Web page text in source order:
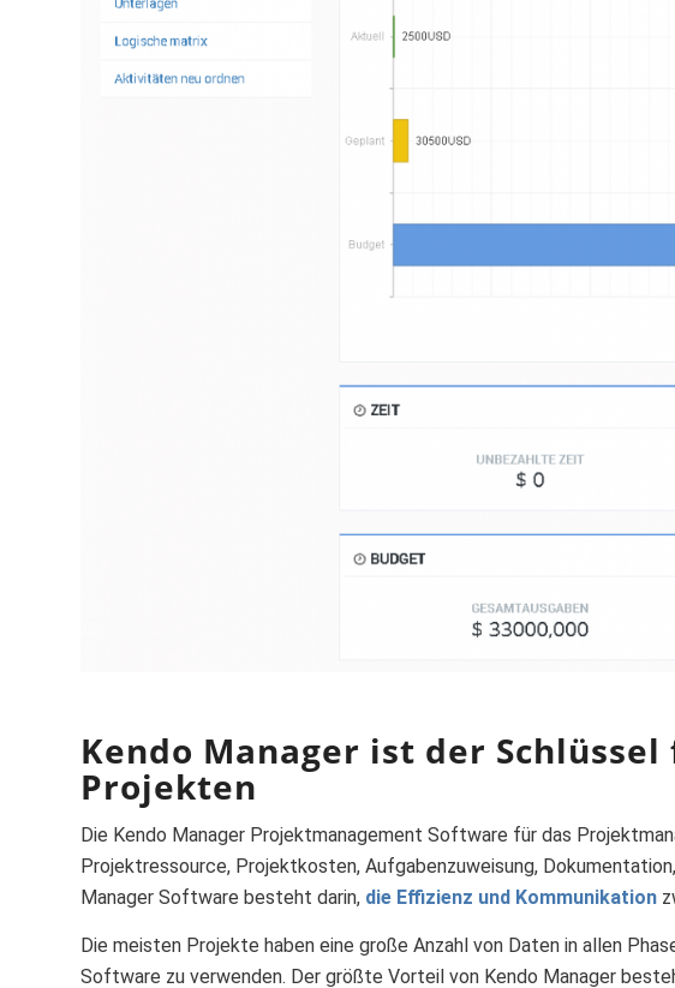
Kendo Manager ist der
Projekten
Die Kendo Manager Projektmanagement Software für das
Projektressource, Projektkosten, Aufgabenzuweisung,
Manager Software besteht darin, die Effizienz und Kommunikation
Die meisten Projekte haben eine große Anzahl von Daten in allen
Software zu verwenden. Der größte Vorteil von Kendo Manager